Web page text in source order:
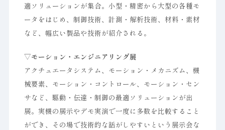
適ソリューションが集合。小型・精密から大型の各種モ
ータをはじめ、制御技術、計測・解析技術、材料・素材
など、幅広い製品や技術が紹介される。
▽モーション・エンジニアリング展
アクチュエータシステム、モーション・メカニズム、機
械要素、モーション・コントロール、モーション・セン
サなど、駆動・伝達・制御の最適ソリューションが出
展。実機の展示やデモ実演で一度に多数を比較すること
ができ、その場で技術的な話がしやすいという展示会な